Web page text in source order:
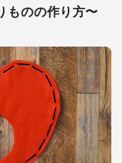
ものの作り方〜